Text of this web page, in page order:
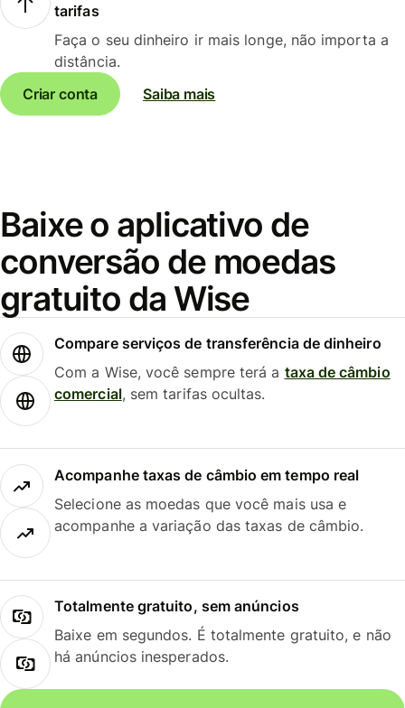
tarifas
Faça o seu dinheiro ir mais longe, não importa a
distância.
Criar conta
Saiba mais
Baixe o aplicativo de
conversão de moedas
gratuito da Wise
Compare serviços de transferência de dinheiro
Com a Wise, você sempre terá a taxa de câmbio
comercial, sem tarifas ocultas.
Acompanhe taxas de câmbio em tempo real
Selecione as moedas que você mais usa e
acompanhe a variação das taxas de câmbio.
Totalmente gratuito, sem anúncios
Baixe em segundos. É totalmente gratuito, e não
há anúncios inesperados.